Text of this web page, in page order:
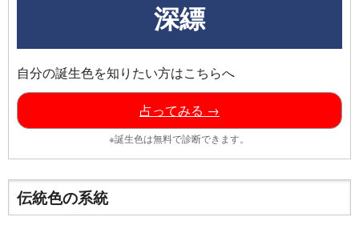
深縹
自分の誕生色を知りたい方はこちらへ
占ってみる →
※誕生色は無料で診断できます。
伝統色の系統